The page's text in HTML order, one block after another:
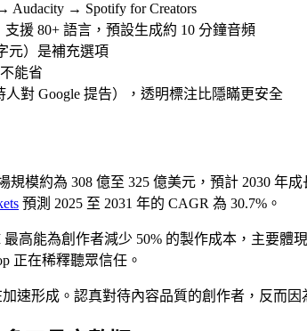
Audacity → Spotify for Creators
援 80+ 語言，預設生成約 10 分鐘音頻
元）是補充選項
能省
對 Google 提告），透明標注比隱瞞更安全
規模約為 308 億至 325 億美元，預計 2030 年
預測 2025 至 2031 年的 CAGR 為 30.7%。
高能為創作者減少 50% 的製作成本，主要體
正在稀釋聽眾信任。
速形成。認真對待內容品質的創作者，反而